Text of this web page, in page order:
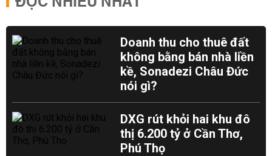
Doanh thu cho thuê đất
không bằng bán nhà liền
kề, Sonadezi Châu Đức
nói gì?
DXG rút khỏi hai khu đô
thị 6.200 tỷ ở Cần Thơ,
Phú Thọ